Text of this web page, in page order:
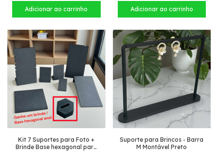
Kit 7 Suportes para Foto +
Brinde Base hexagonal para
Suporte para Brincos - Barra
M Montável Preto